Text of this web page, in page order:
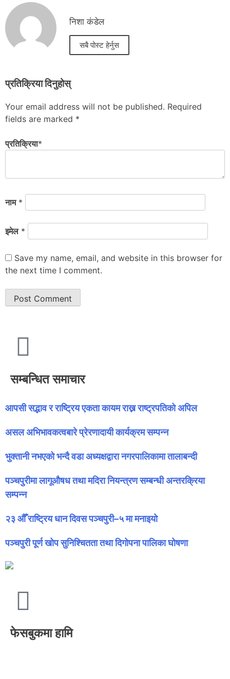
निशा कंडेल
सबै पोस्ट हेर्नुस
प्रतिक्रिया दिनुहोस्
Your email address will not be published. Required
fields are marked *
प्रतिक्रिया*
नाम *
इमेल *
Save my name, email, and website in this browser for
the next time I comment.
सम्बन्धित समाचार
आपसी सद्भाव र राष्ट्रिय एकता कायम राख्न राष्ट्रपतिको अपिल
असल अभिभावकत्वबारे प्रेरणादायी कार्यक्रम सम्पन्न
भुक्तानी नभएको भन्दै वडा अध्यक्षद्वारा नगरपालिकामा तालाबन्दी
पञ्चपुरीमा लागूऔषध तथा मदिरा नियन्त्रण सम्बन्धी अन्तरक्रिया
सम्पन्न
२३ औँ राष्ट्रिय धान दिवस पञ्चपुरी–५ मा मनाइयाे
पञ्चपुरी पूर्ण खोप सुनिश्चितता तथा दिगोपना पालिका घोषणा
फेसबुकमा हामि